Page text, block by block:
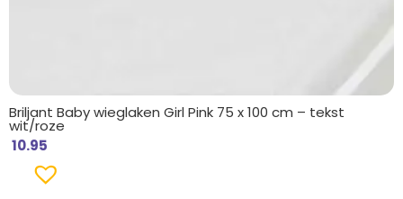
Briljant Baby wieglaken Girl Pink 75 x 100 cm – tekst
wit/roze
10.95